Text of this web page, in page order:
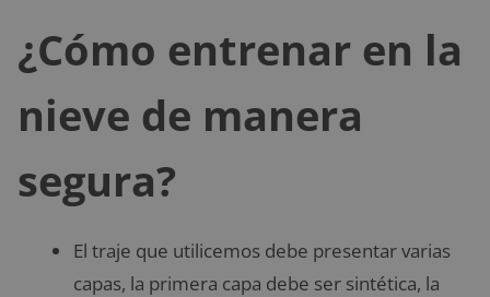
¿Cómo entrenar en la
nieve de manera
segura?
El traje que utilicemos debe presentar varias
capas, la primera capa debe ser sintética, la